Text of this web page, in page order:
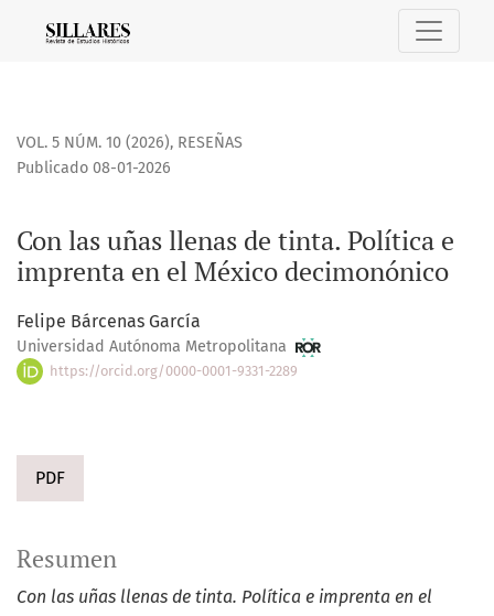
Con las uñas llenas de tinta. Política e imprenta en el
VOL. 5 NÚM. 10 (2026), RESEÑAS
Con las uñas llenas de tinta. Política e
imprenta en el México decimonónico
Publicado 08-01-2026
Felipe Bárcenas García
Universidad Autónoma Metropolitana
https://orcid.org/0000-0001-9331-2289
PDF
Resumen
Con las uñas llenas de tinta. Política e imprenta en el